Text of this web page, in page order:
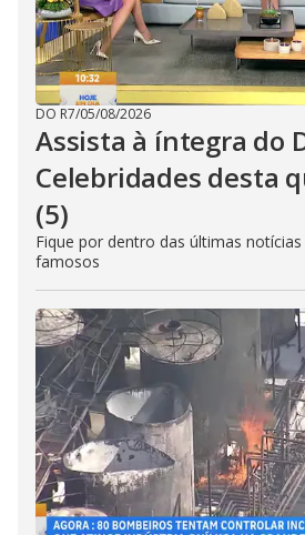
DO R7/05/08/2026
Assista à íntegra do
Celebridades desta
(5)
Fique por dentro das últimas
famosos